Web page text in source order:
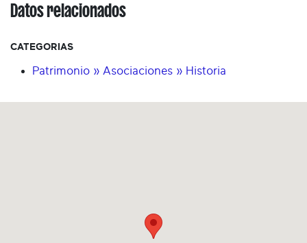
Datos relacionados
CATEGORIAS
Patrimonio » Asociaciones » Historia